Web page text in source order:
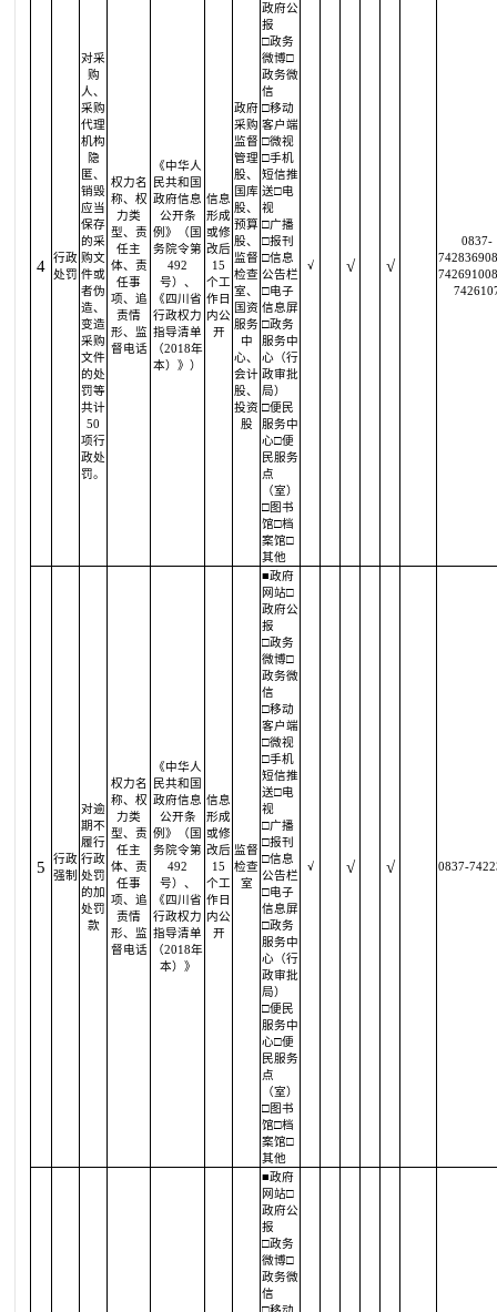
4
行政
处罚
对采
购
人、
采购
代理
机构
隐
匿、
销毁
应当
保存
的采
购文
件或
者伪
造、
变造
采购
文件
的处
罚等
共计
50
项行
政处
罚。
权力名
称、权
力类
型、责
任主
体、责
任事
项、追
责情
形、监
督电话
《中华人
民共和国
政府信息
公开条
例》（国
务院令第
492
号）、
《四川省
行政权力
指导清单
（2018年
本）》）
信息
形成
或修
改后
15
个工
作日
内公
开
政府
采购
监督
管理
股、
国库
股、
预算
股、
监督
检查
室、
国资
服务
中
心、
会计
股、
投资
股
政府公
报
□政务
微博□
政务微
信
□移动
客户端
□微视
□手机
短信推
送□电
视
□广播
□报刊
□信息
公告栏
□电子
信息屏
□政务
服务中
心（行
政审批
局）
□便民
服务中
心□便
民服务
点
（室）
□图书
馆□档
案馆□
其他
√ √ √
0837-
5
行政
强制
对逾
期不
履行
行政
处罚
的加
处罚
款
权力名
称、权
力类
型、责
任主
体、责
任事
项、追
责情
形、监
督电话
《中华人
民共和国
政府信息
公开条
例》（国
务院令第
492
号）、
《四川省
行政权力
指导清单
（2018年
本）》
信息
形成
或修
改后
15
个工
作日
内公
开
监督
检查
室
■政府
网站□
政府公
报
□政务
微博□
政务微
信
□移动
客户端
□微视
□手机
短信推
送□电
视
□广播
□报刊
□信息
公告栏
□电子
信息屏
□政务
服务中
心（行
政审批
局）
□便民
服务中
心□便
民服务
点
（室）
□图书
馆□档
案馆□
其他
√ √ √ 0837-
■政府
网站□
政府公
报
□政务
微博□
政务微
信